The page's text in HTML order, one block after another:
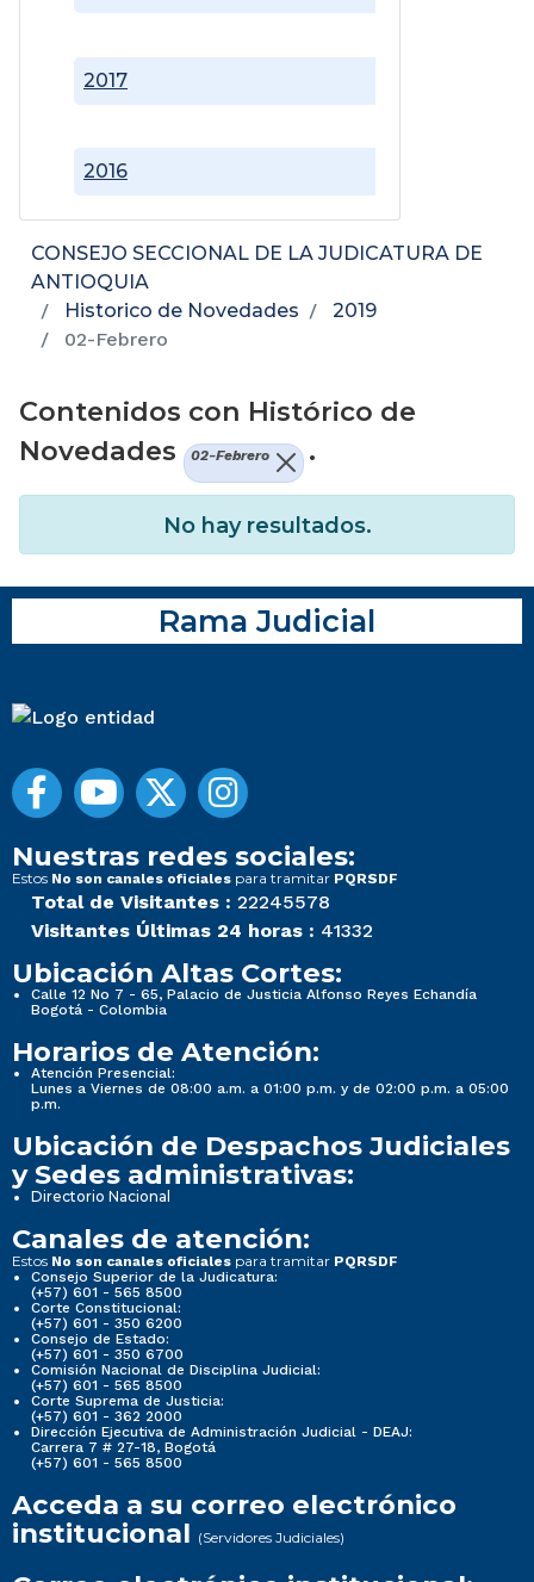
2016
2017
CONSEJO SECCIONAL DE LA JUDICATURA DE
ANTIOQUIA
Historico de Novedades
2019
02-Febrero
Contenidos con Histórico de
Novedades
02-Febrero .
No hay resultados.
Rama Judicial
Nuestras redes sociales:
Estos No son canales oficiales para tramitar PQRSDF
Total de Visitantes : 22245578
Visitantes Últimas 24 horas : 41332
Ubicación Altas Cortes:
Calle 12 No 7 - 65, Palacio de Justicia Alfonso Reyes Echandía
Bogotá - Colombia
Horarios de Atención:
Atención Presencial:
Lunes a Viernes de 08:00 a.m. a 01:00 p.m. y de 02:00 p.m. a 05:00
p.m.
Ubicación de Despachos Judiciales
y Sedes administrativas:
Directorio Nacional
Canales de atención:
Estos No son canales oficiales para tramitar PQRSDF
Consejo Superior de la Judicatura:
(+57) 601 - 565 8500
Corte Constitucional:
(+57) 601 - 350 6200
Consejo de Estado:
(+57) 601 - 350 6700
Comisión Nacional de Disciplina Judicial:
(+57) 601 - 565 8500
Corte Suprema de Justicia:
(+57) 601 - 362 2000
Dirección Ejecutiva de Administración Judicial - DEAJ:
Carrera 7 # 27-18, Bogotá
(+57) 601 - 565 8500
Acceda a su correo electrónico
institucional (Servidores Judiciales)